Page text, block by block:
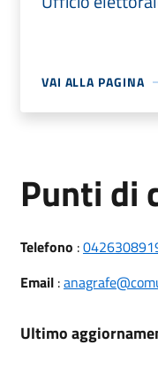
VAI ALLA PAGINA
Punti di
Telefono :
Email:
Ultimo